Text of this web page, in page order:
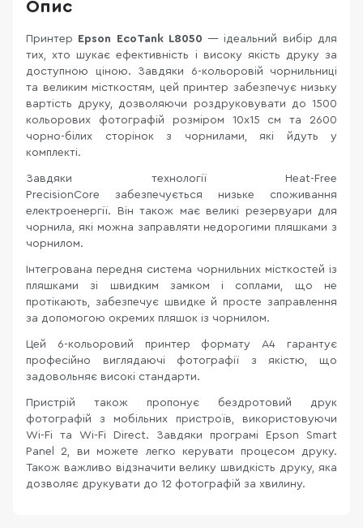
Опис
Принтер Epson EcoTank L8050 — ідеальний вибір для
тих, хто шукає ефективність і високу якість друку за
доступною ціною. Завдяки 6-кольоровій чорнильниці
та великим місткостям, цей принтер забезпечує низьку
вартість друку, дозволяючи роздруковувати до 1500
кольорових фотографій розміром 10x15 см та 2600
чорно-білих сторінок з чорнилами, які йдуть у
комплекті.
Завдяки технології Heat-Free
PrecisionCore забезпечується низьке споживання
електроенергії. Він також має великі резервуари для
чорнила, які можна заправляти недорогими пляшками з
чорнилом.
Інтегрована передня система чорнильних місткостей із
пляшками зі швидким замком і соплами, що не
протікають, забезпечує швидке й просте заправлення
за допомогою окремих пляшок із чорнилом.
Цей 6-кольоровий принтер формату A4 гарантує
професійно виглядаючі фотографії з якістю, що
задовольняє високі стандарти.
Пристрій також пропонує бездротовий друк
фотографій з мобільних пристроїв, використовуючи
Wi-Fi та Wi-Fi Direct. Завдяки програмі Epson Smart
Panel 2, ви можете легко керувати процесом друку.
Також важливо відзначити велику швидкість друку, яка
дозволяє друкувати до 12 фотографій за хвилину.